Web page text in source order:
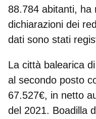
88.784 abitanti, ha
dichiarazioni dei
dati sono stati
La città balearica
al secondo posto
67.527€, in netto
del 2021. Boadilla